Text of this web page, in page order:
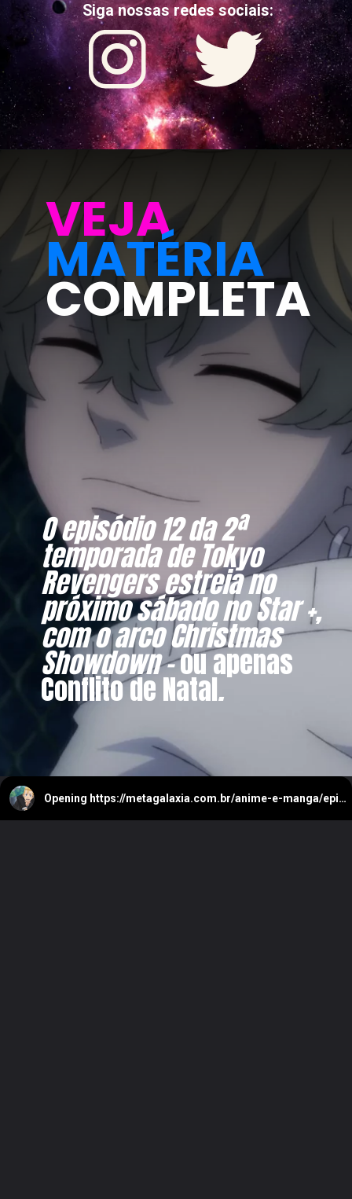
Siga nossas redes sociais:
VEJA
MATÉRIA
COMPLETA
O episódio 12 da 2ª
temporada de Tokyo
Revengers estreia no
próximo sábado no Star +,
com o arco Christmas
Showdown -ou apenas
Conflito de Natal.
Opening https://metagalaxia.com.br/anime-e-manga/episodio-12-de-tokyo-revengers-2a-temporada-data-e-hora/